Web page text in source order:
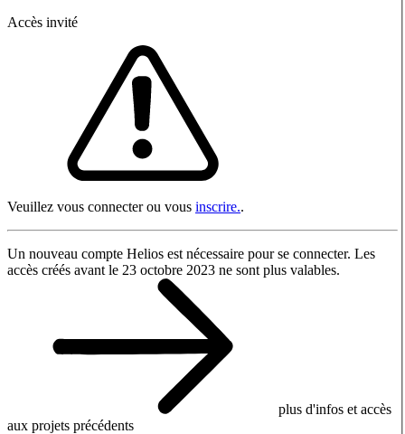
Accès invité
Veuillez vous connecter ou vous inscrire..
Un nouveau compte Helios est nécessaire pour se connecter. Les
accès créés avant le 23 octobre 2023 ne sont plus valables.
plus d'infos et accès
aux projets précédents